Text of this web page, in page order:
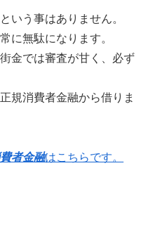
いう事はありません。
に無駄になります。
金では審査が甘く、必ず
規消費者金融から借りま
者金融はこちらです。